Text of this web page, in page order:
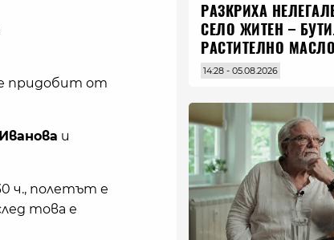
придобит от
и
ч., полетът е
това е
РАЗКРИХА
СЕЛО ЖИТЕН –
РАСТИТЕЛНО МАСЛО
VIRGIN ЗЕХТИН
14:28 - 05.08.2026